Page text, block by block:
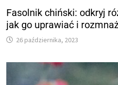
Fasolnik chiński: odkryj
jak go uprawiać i
26 października, 2023